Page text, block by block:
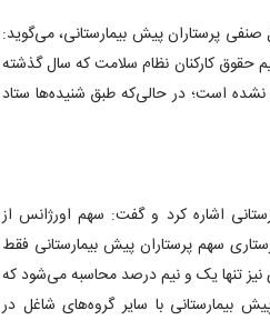
پرستاران پیش بیمارستانی، می‌گوید:
حقوق کارکنان نظام سلامت که سال گذشته
است؛ در حالی‌که طبق شنیده‌ها ستاد
اشاره کرد و گفت: سهم اورژانس از
سهم پرستاران پیش بیمارستانی فقط
تنها یک و نیم درصد محاسبه می‌شود که
بیمارستانی با سایر گروه‌های شاغل در